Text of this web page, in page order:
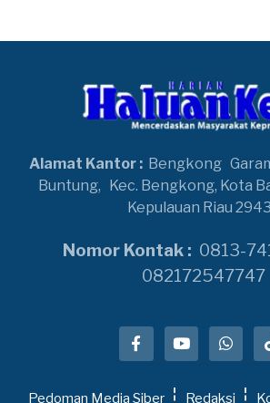
Alamat Kantor : Bengkong
Buntung,
Kec. Bengkong, Kota
Kepulauan Riau
Nomor Kontak : 0813-
082172547747
Pedoman Media Siber Redaksi